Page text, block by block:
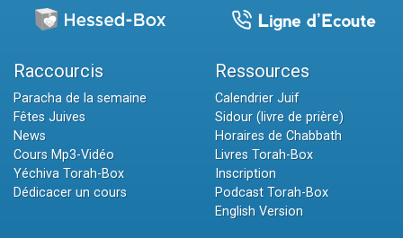
Raccourcis
Paracha de la semaine
Fêtes Juives
News
Cours Mp3-Vidéo
Yéchiva Torah-Box
Dédicacer un cours
Ressources
Calendrier Juif
Sidour (livre de prière)
Horaires de Chabbath
Livres Torah-Box
Inscription
Podcast Torah-Box
English Version